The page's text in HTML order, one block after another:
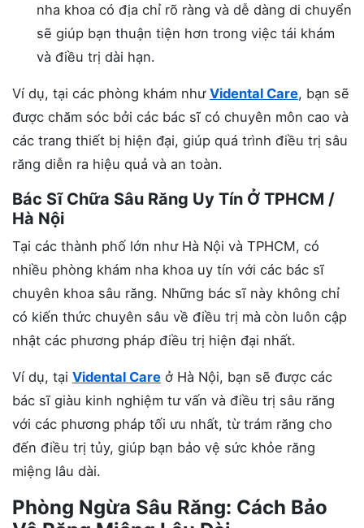
nha khoa có địa chỉ rõ ràng và dễ dàng di chuyển
sẽ giúp bạn thuận tiện hơn trong việc tái khám
và điều trị dài hạn.
Ví dụ, tại các phòng khám như Vidental Care, bạn sẽ
được chăm sóc bởi các bác sĩ có chuyên môn cao và
các trang thiết bị hiện đại, giúp quá trình điều trị sâu
răng diễn ra hiệu quả và an toàn.
Bác Sĩ Chữa Sâu Răng Uy Tín Ở TPHCM /
Hà Nội
Tại các thành phố lớn như Hà Nội và TPHCM, có
nhiều phòng khám nha khoa uy tín với các bác sĩ
chuyên khoa sâu răng. Những bác sĩ này không chỉ
có kiến thức chuyên sâu về điều trị mà còn luôn cập
nhật các phương pháp điều trị hiện đại nhất.
Ví dụ, tại Vidental Care ở Hà Nội, bạn sẽ được các
bác sĩ giàu kinh nghiệm tư vấn và điều trị sâu răng
với các phương pháp tối ưu nhất, từ trám răng cho
đến điều trị tủy, giúp bạn bảo vệ sức khỏe răng
miệng lâu dài.
Phòng Ngừa Sâu Răng: Cách Bảo